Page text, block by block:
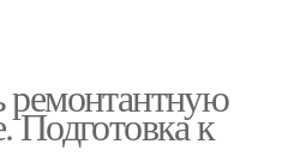
ремонтантную
Подготовка к